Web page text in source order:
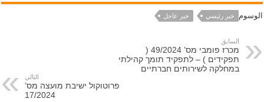
الوسوم خبر رئيسي خبر عاجل
السابق
מכרז פומבי מס’ 49/2024 (
תפקידים ) – לתפקיד תומך קהילתי
במחלקה לשירותים חברתיים
التالي
פרוטוקול ישיבת מועצה מס’
17/2024